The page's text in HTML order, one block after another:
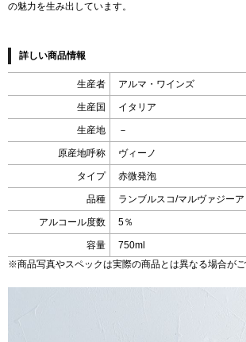
の魅力を生み出しています。
詳しい商品情報
生産者 アルマ・ワインズ
生産国 イタリア
生産地 －
原産地呼称 ヴィーノ
タイプ 赤微発泡
品種 ランブルスコ/マルヴァジーア
アルコール度数 5％
容量
750ml
※商品写真やスペックは実際の商品とは異なる場合がご